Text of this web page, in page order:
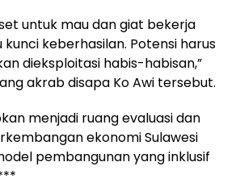
untuk mau dan giat bekerja
keberhasilan. Potensi harus
dieksploitasi habis-habisan,”
akrab disapa Ko Awi tersebut.
menjadi ruang evaluasi dan
ekonomi Sulawesi
pembangunan yang inklusif